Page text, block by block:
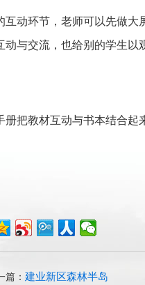
互动环节，老师可以先做大
动与交流，也给别的学生以
册把教材互动与书本结合起
篇： 建业新区森林半岛